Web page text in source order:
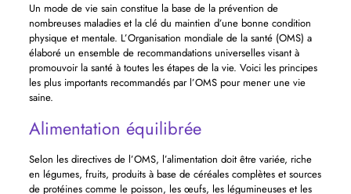
Un mode de vie sain constitue la base de la prévention de
nombreuses maladies et la clé du maintien d’une bonne condition
physique et mentale. L’Organisation mondiale de la santé (OMS) a
élaboré un ensemble de recommandations universelles visant à
promouvoir la santé à toutes les étapes de la vie. Voici les principes
les plus importants recommandés par l’OMS pour mener une vie
saine.
Alimentation équilibrée
Selon les directives de l’OMS, l’alimentation doit être variée, riche
en légumes, fruits, produits à base de céréales complètes et sources
de protéines comme le poisson, les œufs, les légumineuses et les